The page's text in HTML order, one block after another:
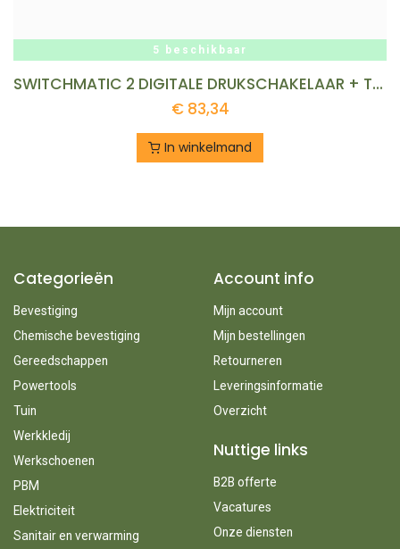
5 beschikbaar
SWITCHMATIC 2 DIGITALE DRUKSCHAKELAAR + THERMISCHE BEV. COELBO REF:B2.03.113 MP&I
€ 83,34
In winkelmand
Categorieën
Bevestiging
Chemische bevestiging
Gereedschappen
Powertools
Tuin
Werkkledij
Werkschoenen
PBM
Elektriciteit
Sanitair en verwarming
Account info
Mijn account
Mijn bestellingen
Retourneren
Leveringsinformatie
Overzicht
Nuttige links
B2B offerte
Vacatures
Onze diensten